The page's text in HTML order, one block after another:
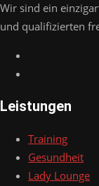
Wir sind ein
und qualifizierten
Leistungen
Training
Gesundheit
Lady Lounge